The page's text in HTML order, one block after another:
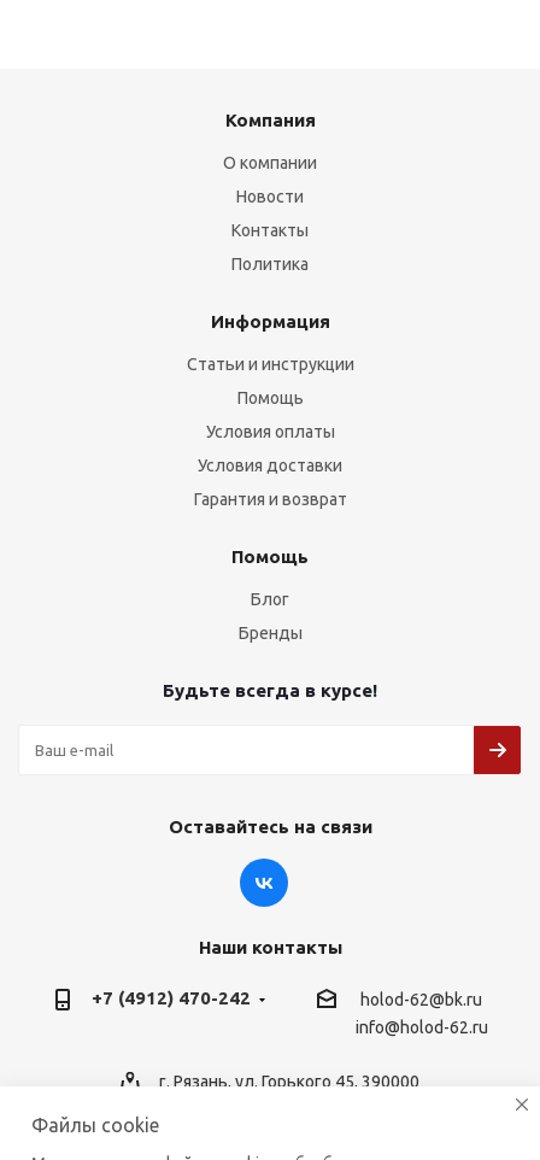
Компания
О компании
Новости
Контакты
Политика
Информация
Статьи и инструкции
Помощь
Условия оплаты
Условия доставки
Гарантия и возврат
Помощь
Блог
Бренды
Будьте всегда в курсе!
Оставайтесь на связи
Наши контакты
+7 (4912) 470-242
holod-62@bk.ru
info@holod-62.ru
г. Рязань, ул. Горького 45, 390000
Файлы cookie